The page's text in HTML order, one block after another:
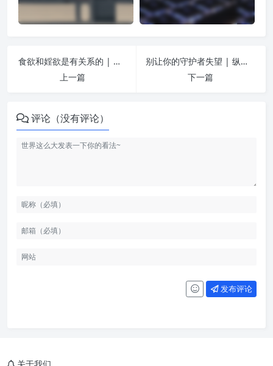
食欲和婬欲是有关系的 | 纵欲危害
上一篇
别让你的守护者失望 | 纵欲危害
下一篇
评论（没有评论）
发布评论